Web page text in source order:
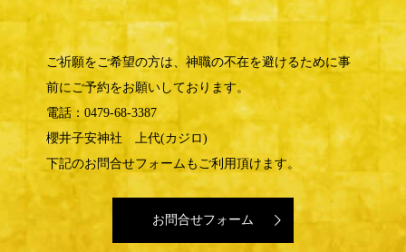
ご祈願をご希望の方は、神職の不在を避けるために事
前にご予約をお願いしております。
電話：0479-68-3387
櫻井子安神社 上代(カジロ)
下記のお問合せフォームもご利用頂けます。
お問合せフォーム